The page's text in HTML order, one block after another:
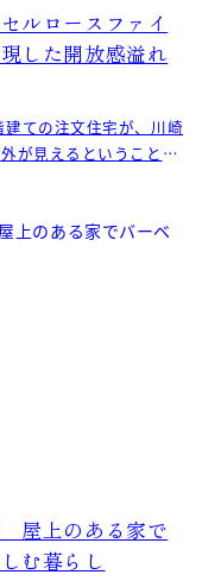
ルロースファイ
した開放感溢れ
建ての注文住宅が、川崎
屋上のある家で
む暮らし